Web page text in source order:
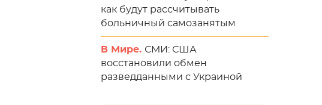
как будут рассчитывать
больничный самозанятым
В Мире. СМИ: США
восстановили обмен
разведданными с Украиной